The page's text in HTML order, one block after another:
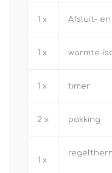
1 x Afsluit-
1 x warmte-
1 x timer
2 x pakking
1 x